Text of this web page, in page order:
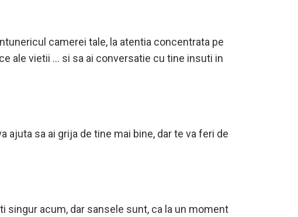
camerei tale, la atentia concentrata pe
ale vietii … si sa ai conversatie cu tine insuti in
sa ai grija de tine mai bine, dar te va feri de
singur acum, dar sansele sunt, ca la un moment